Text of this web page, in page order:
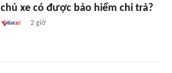
chủ xe có được bảo hiểm chi trả?
2 giờ